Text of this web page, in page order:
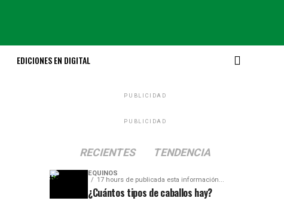
EDICIONES EN DIGITAL
PUBLICIDAD
PUBLICIDAD
RECIENTES TENDENCIA
EQUINOS
17 hours de publicada esta información...
¿Cuántos tipos de caballos hay?